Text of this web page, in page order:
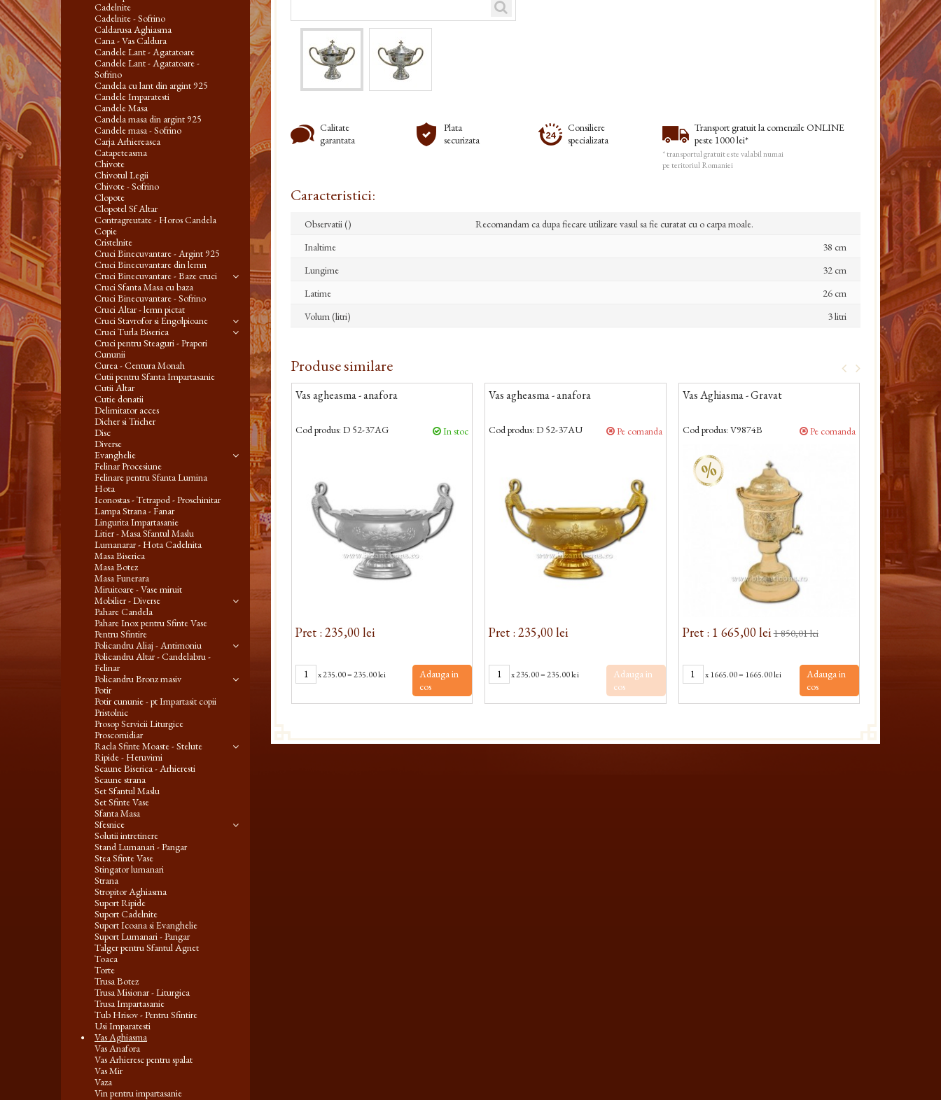
Cadelnite
Cadelnite - Sofrino
Caldarusa Aghiasma
Cana - Vas Caldura
Candele Lant - Agatatoare
Candele Lant - Agatatoare -
Sofrino
Candela cu lant din argint 925
Candele Imparatesti
Candele Masa
Candela masa din argint 925
Candele masa - Sofrino
Carja Arhiereasca
Catapeteasma
Chivote
Chivotul Legii
Chivote - Sofrino
Clopote
Clopotel Sf Altar
Contragreutate - Horos Candela
Copie
Cristelnite
Cruci Binecuvantare - Argint 925
Cruci Binecuvantare din lemn
Cruci Binecuvantare - Baze cruci
Cruci Sfanta Masa cu baza
Cruci Binecuvantare - Sofrino
Cruci Altar - lemn pictat
Cruci Stavrofor si Engolpioane
Cruci Turla Biserica
Cruci pentru Steaguri - Prapori
Cununii
Curea - Centura Monah
Cutii pentru Sfanta Impartasanie
Cutii Altar
Cutie donatii
Delimitator acces
Dicher si Tricher
Disc
Diverse
Evanghelie
Felinar Procesiune
Felinare pentru Sfanta Lumina
Hota
Iconostas - Tetrapod - Proschinitar
Lampa Strana - Fanar
Lingurita Impartasanie
Litier - Masa Sfantul Maslu
Lumanarar - Hota Cadelnita
Masa Biserica
Masa Botez
Masa Funerara
Miruitoare - Vase miruit
Mobilier - Diverse
Pahare Candela
Pahare Inox pentru Sfinte Vase
Pentru Sfintire
Policandru Aliaj - Antimoniu
Policandru Altar - Candelabru -
Felinar
Policandru Bronz masiv
Potir
Potir cununie - pt Impartasit copii
Pristolnic
Prosop Servicii Liturgice
Proscomidiar
Racla Sfinte Moaste - Stelute
Ripide - Heruvimi
Scaune Biserica - Arhieresti
Scaune strana
Set Sfantul Maslu
Set Sfinte Vase
Sfanta Masa
Sfesnice
Solutii intretinere
Stand Lumanari - Pangar
Stea Sfinte Vase
Stingator lumanari
Strana
Stropitor Aghiasma
Suport Ripide
Suport Cadelnite
Suport Icoana si Evanghelie
Suport Lumanari - Pangar
Talger pentru Sfantul Agnet
Toaca
Torte
Trusa Botez
Trusa Misionar - Liturgica
Trusa Impartasanie
Tub Hrisov - Pentru Sfintire
Usi Imparatesti
Vas Aghiasma
Vas Anafora
Vas Arhieresc pentru spalat
Vas Mir
Vaza
Vin pentru impartasanie
Calitate
garantata
Plata
securizata
Consiliere
specializata
Transport gratuit la comenzile ONLINE
peste 1000 lei*
* transportul gratuit este valabil numai
pe teritoriul Romaniei
Caracteristici:
Observatii ()
Recomandam ca dupa fiecare utilizare vasul sa fie curatat cu o carpa moale.
Inaltime
38 cm
Lungime
32 cm
Latime
26 cm
Volum (litri)
3 litri
Produse similare
Vas agheasma - anafora
Cod produs: D 52-37AG In stoc
Pret : 235,00 lei
x235.00=235.00 lei
Adauga in
cos
Vas agheasma - anafora
Cod produs: D 52-37AU Pe comanda
Pret : 235,00 lei
x235.00=235.00 lei
Adauga in
cos
Vas Aghiasma - Gravat
Cod produs: V9874B Pe comanda
%
Pret : 1 665,00 lei1 850,01 lei
x1665.00= 1665.00 lei
Adauga in
cos
Vas
/ 91-612
Cod produs: X
%